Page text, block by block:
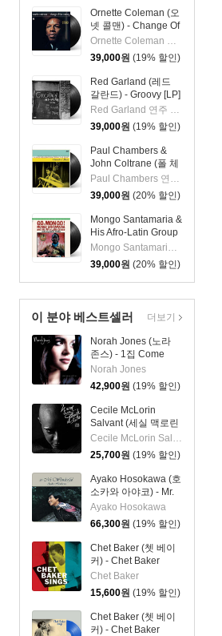
Ornette Coleman (오
넷 콜맨) - Change Of
The Century [LP] Ornette Coleman 연주
39,000원 (19% 할인)
Red Garland (레드
갈란드) - Groovy [LP]
Red Garland 연주 외 2명
39,000원 (19% 할인)
Paul Chambers &
John Coltrane (폴 체
임버스 & 존 콜트레
인) - A Jazz
Delegation From the
East: Chamber's
Music [LP]
Paul Chambers 연주 외 1명
39,000원 (20% 할인)
Mongo Santamaria &
His Afro-Latin Group
(몽고 산타마리아 &
히스 아프로 라틴 그
룹) - Go Mongo!
(Feat. Chick Corea)
[LP]
Mongo Santamaria 연주
39,000원 (20% 할인)
이 분야 베스트셀러
Norah Jones (노라
존스) - 1집 Come
Away With Me (20th
Anniversary)[LP]
Norah Jones
42,900원 (19% 할인)
Cecile McLorin
Salvant (세실 맥로린
살반트) - With Every
Breath I Take
Cecile McLorin Salvant
25,700원 (19% 할인)
Ayako Hosokawa (호
소카와 아야코) - Mr.
Wonderful - three
blind mice [LP]
Ayako Hosokawa
66,300원 (19% 할인)
Chet Baker (쳇 베이
커) - Chet Baker
Sings
Chet Baker
15,600원 (19% 할인)
Chet Baker (쳇 베이
커) - Chet Baker
더보기